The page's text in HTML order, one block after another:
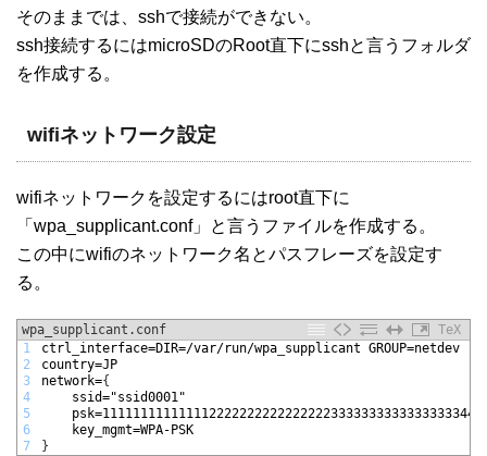
そのままでは、sshで接続ができない。
ssh接続するにはmicroSDのRoot直下にsshと言うフォルダ
を作成する。
wifiネットワーク設定
wifiネットワークを設定するにはroot直下に
「wpa_supplicant.conf」と言うファイルを作成する。
この中にwifiのネットワーク名とパスフレーズを設定す
る。
wpa_supplicant.conf
TeX
1
2
3
4
5
6
7
ctrl interface=DIR=/var/run/wpa supplicant GROUP=netdev
country=JP
network={
ssid="ssid0001"
key mgmt=WPA-PSK
}